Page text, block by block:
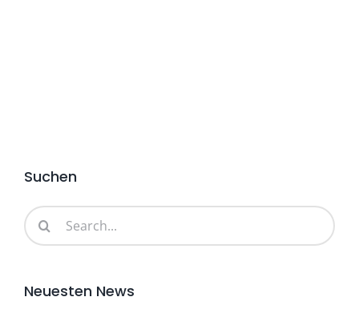
Suchen
Search
for:
Neuesten News